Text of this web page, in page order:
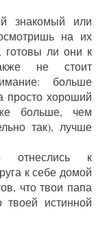
знакомый или
на их
готовы ли они к
не стоит
больше
просто хороший
больше, чем
так), лучше
отнеслись к
к себе домой
что твои папа
истинной